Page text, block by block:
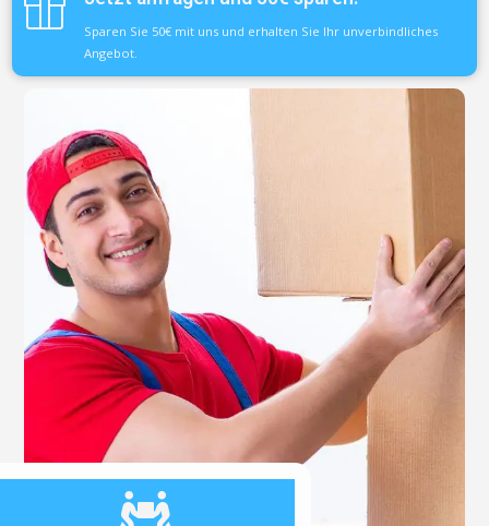
Sparen Sie 50€ mit uns und erhalten Sie Ihr unverbindliches
Angebot.